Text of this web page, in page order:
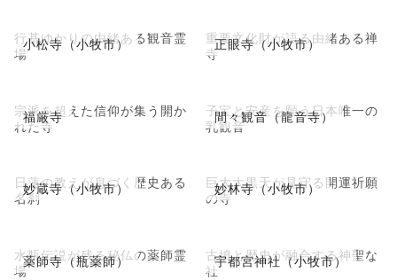
小松寺（小牧市）
行基ゆかりの由緒ある観音霊
場
正眼寺（小牧市）
重要文化財が語る由緒ある禅
寺
福厳寺
宗派を超えた信仰が集う開か
れた寺
間々観音（龍音寺）
子宝と安産を願う日本唯一の
乳観音
妙蔵寺（小牧市）
日蓮の教えが息づく歴史ある
名刹
妙林寺（小牧市）
巨大大黒天が見守る開運祈願
の寺
薬師寺（瓶薬師）
水瓶伝説が残る秘仏の薬師霊
場
宇都宮神社（小牧市）
古墳と歴史が融合する神聖な
社